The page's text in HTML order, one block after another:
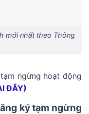
mới nhất theo Thông
ngừng hoạt động
ĐÂY)
ký tạm ngừng